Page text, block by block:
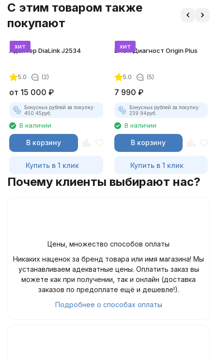
C этим товаром также
покупают
хит
Адаптер DiaLink J2534
5.0 (2)
от 15 000 ₽
Бонусных рублей за покупку:
450.45руб.
В наличии
В корзину
Купить в 1 клик
хит
ВАСЯ Диагност Origin Plus
5.0 (5)
7 990 ₽
Бонусных рублей за покупку:
239.94руб.
В наличии
В корзину
Купить в 1 клик
Почему клиенты выбирают нас?
Цены, множество способов оплаты
Никаких наценок за бренд товара или имя магазина! Мы
устанавливаем адекватные цены. Оплатить заказ вы
можете как при получении, так и онлайн (доставка
заказов по предоплате ещё и дешевле!).
Подробнее о способах оплаты